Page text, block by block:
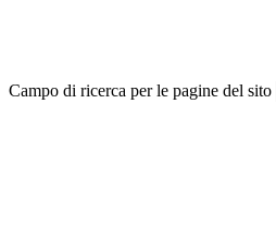
Campo di ricerca per le pagine del sito